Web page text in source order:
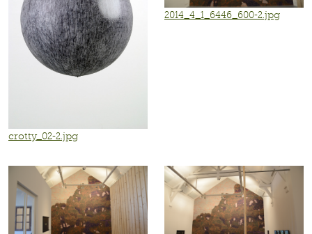
crotty_02-2.jpg
2014_4_1_6446_600-2.jpg